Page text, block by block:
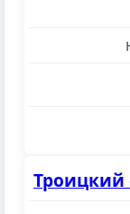
Троицкий